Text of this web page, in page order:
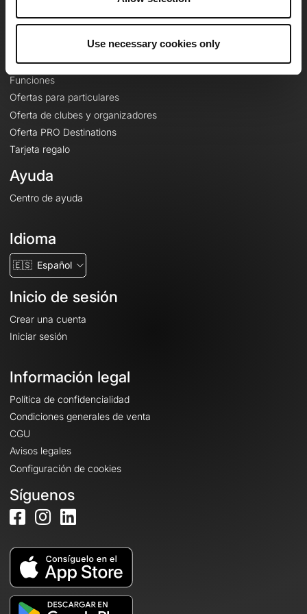
Use necessary cookies only
Le Mag'
Mapas base topográficos
Funciones
Ofertas para particulares
Oferta de clubes y organizadores
Oferta PRO Destinations
Tarjeta regalo
Ayuda
Centro de ayuda
Idioma
🇪🇸 Español
Inicio de sesión
Crear una cuenta
Iniciar sesión
Información legal
Política de confidencialidad
Condiciones generales de venta
CGU
Avisos legales
Configuración de cookies
Síguenos